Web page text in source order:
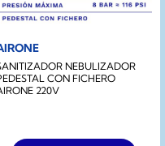
NEBULIZADOR
CON FICHERO
220V